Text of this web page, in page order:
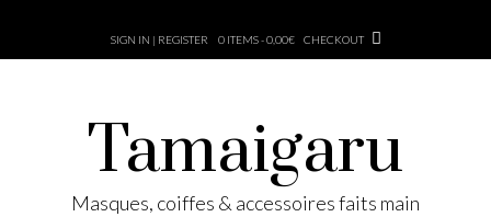
content
SIGN IN | REGISTER 0 ITEMS - 0,00€ CHECKOUT
Tamaigaru
Masques, coiffes & accessoires faits main